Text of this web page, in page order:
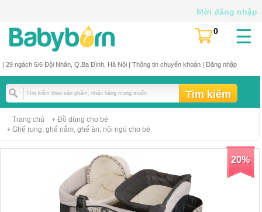
| 29 ngách 6/6 Đội Nhân, Q.Ba Đình, Hà Nội | Thông tin chuyển khoản| Đăng nhập
☰
(
0
Mời đăng nhập
Trang chủ
Đồ dùng cho bé
Ghế rung, ghế nằm, ghế ăn, nôi ngủ cho bé
20%